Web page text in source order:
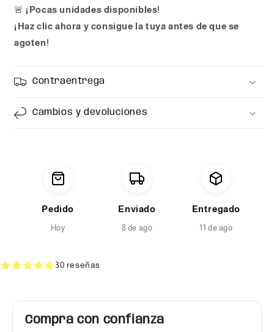
🚨 ¡Pocas unidades disponibles!
¡Haz clic ahora y consigue la tuya antes de que se
agoten!
Contraentrega
Cambios y devoluciones
Pedido
Hoy
Enviado
8 de ago
Entregado
11 de ago
30 reseñas
Compra con confianza